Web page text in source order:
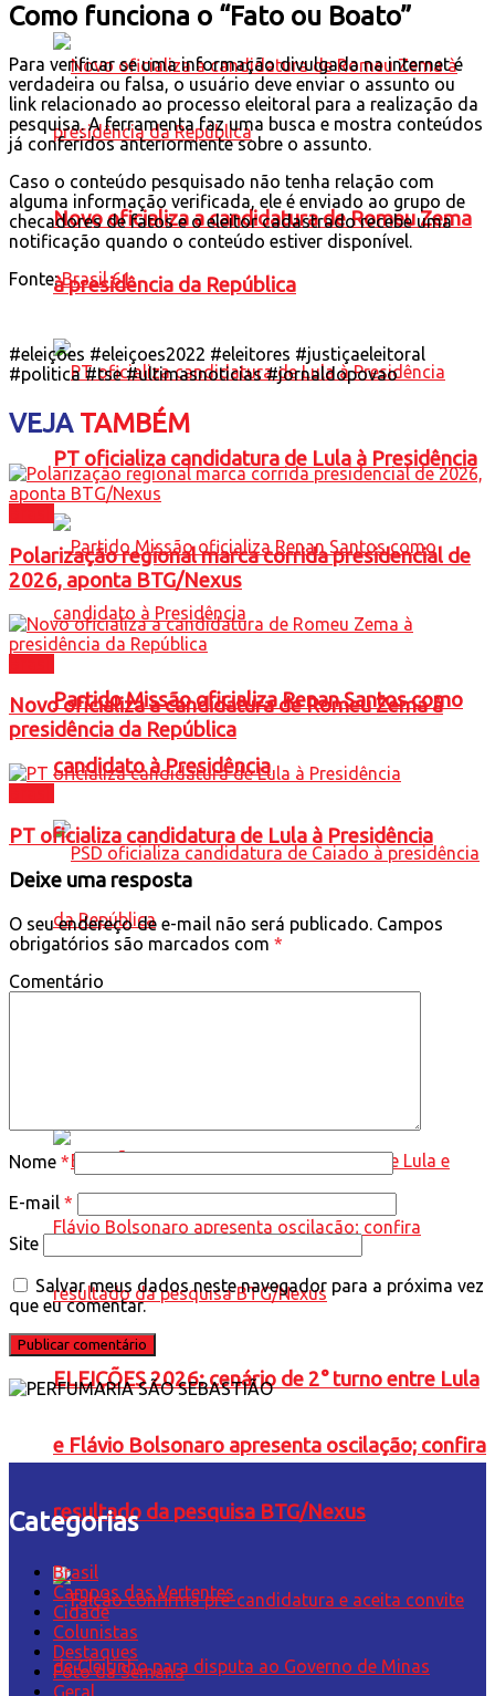
Novo oficializa a candidatura de Romeu Zema
à presidência da República
PT oficializa candidatura de Lula à Presidência
Partido Missão oficializa Renan Santos como
candidato à Presidência
ELEIÇÕES 2026: cenário de 2° turno entre Lula
e Flávio Bolsonaro apresenta oscilação; confira
resultado da pesquisa BTG/Nexus
Como funciona o “Fato ou Boato”
Para verificar se uma informação divulgada na internet é
verdadeira ou falsa, o usuário deve enviar o assunto ou
link relacionado ao processo eleitoral para a realização da
pesquisa. A ferramenta faz uma busca e mostra conteúdos
já conferidos anteriormente sobre o assunto.
Caso o conteúdo pesquisado não tenha relação com
alguma informação verificada, ele é enviado ao grupo de
checadores de fatos e o eleitor cadastrado recebe uma
notificação quando o conteúdo estiver disponível.
Fonte:Brasil 61
#eleições #eleiçoes2022 #eleitores #justiçaeleitoral
#politica #tse #ultimasnoticias #jornaldopovao
VEJATAMBÉM
Polarização regional marca corrida presidencial de
2026, aponta BTG/Nexus
Novo oficializa a candidatura de Romeu Zema à
presidência da República
PT oficializa candidatura de Lula à Presidência
Deixe uma resposta
O seu endereço de e-mail não será publicado. Campos
obrigatórios são marcados com *
Comentário
Nome *
E-mail *
Site
Salvar meus dados neste navegador para a próxima vez
que eu comentar.
Categorias
Brasil
Campos das Vertentes
Cidade
Colunistas
Destaques
Foto da Semana
Geral